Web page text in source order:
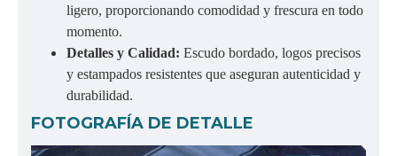
ligero, proporcionando comodidad y frescura en todo
momento.
Detalles y Calidad: Escudo bordado, logos precisos
y estampados resistentes que aseguran autenticidad y
durabilidad.
FOTOGRAFÍA DE DETALLE